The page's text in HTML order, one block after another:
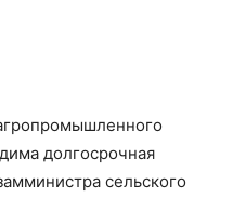
долгосрочная
сельского